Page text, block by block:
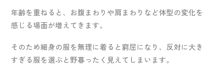
年齢を重ねると、お腹まわりや肩まわりなど体型の変化を
感じる場面が増えてきます。
そのため細身の服を無理に着ると窮屈になり、反対に大き
すぎる服を選ぶと野暮ったく見えてしまいます。